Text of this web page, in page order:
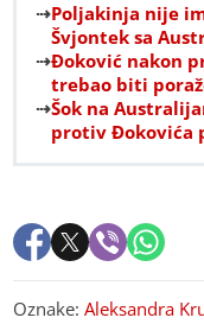
Poljakinja nije
Švjontek sa
Đoković nakon
trebao biti
Šok na
protiv Đokovića
Oznake:Aleksandra